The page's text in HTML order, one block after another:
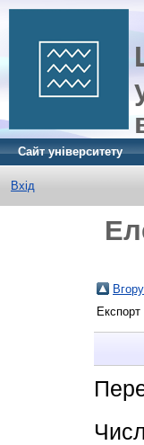
Сайт університету
Вхід
Експорт